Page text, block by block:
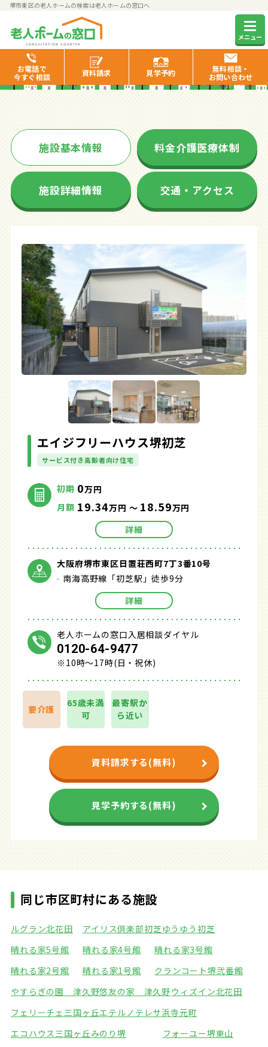
堺市東区の老人ホームの検索は老人ホームの窓口へ
メニュー
お電話で
今すぐ相談
資料請求 見学予約
無料相談・
お問い合わせ
エイジフリーハウス堺初芝
施設基本情報 料金介護医療体制
施設詳細情報 交通・アクセス
エイジフリーハウス堺初芝
サービス付き高齢者向け住宅
初期 0万円
月額 19.34万円 ～ 18.59万円
詳細
大阪府堺市東区日置荘西町7丁3番10号
南海高野線「初芝駅」徒歩9分
詳細
老人ホームの窓口入居相談ダイヤル
0120-64-9477
※10時～17時(日・祝休)
要介護
65歳未満
可
最寄駅か
ら近い
資料請求する(無料)
見学予約する(無料)
同じ市区町村にある施設
ルグラン北花田 アイリス倶楽部初芝ゆうゆう初芝
晴れる家5号館
晴れる家4号館
晴れる家3号館
晴れる家2号館
晴れる家1号館
クランコート堺弐番館
やすらぎの園 津久野悠友の家 津久野 ウィズイン北花田
フェリーチェ三国ヶ丘エテルノテレサ浜寺元町
エコハウス三国ヶ丘みのり堺
フォーユー堺東山